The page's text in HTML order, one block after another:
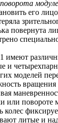
поворота
его
повернута
имеют
и
моделей
вращения
или повороте
колес
литые и